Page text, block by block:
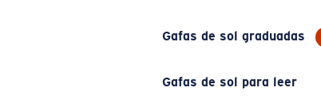
Gafas de sol graduadas
Gafas de sol para leer